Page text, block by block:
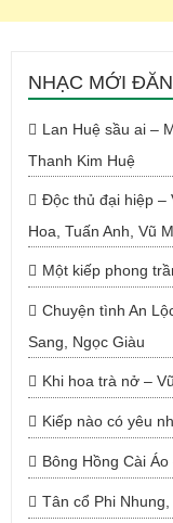
NHẠC MỚI
Lan Huệ sầu ai –
Thanh Kim Huệ
Độc thủ đại hiệp –
Hoa, Tuấn Anh, Vũ
Một kiếp phong
Chuyện tình An
Sang, Ngọc Giàu
Khi hoa trà nở –
Kiếp nào có yêu
Bông Hồng Cài
Tân cổ Phi